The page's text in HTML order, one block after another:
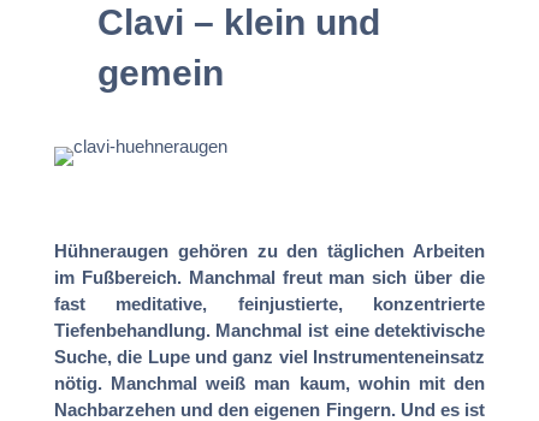
Clavi – klein und
gemein
Hühneraugen gehören zu den täglichen Arbeiten
im Fußbereich. Manchmal freut man sich über die
fast meditative, feinjustierte, konzentrierte
Tiefenbehandlung. Manchmal ist eine detektivische
Suche, die Lupe und ganz viel Instrumenteneinsatz
nötig. Manchmal weiß man kaum, wohin mit den
Nachbarzehen und den eigenen Fingern. Und es ist